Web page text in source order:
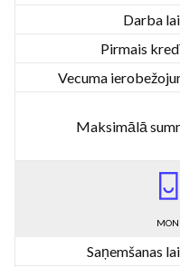
Darba
Pirmais
Vecuma
Maksimālā
Saņemšanas